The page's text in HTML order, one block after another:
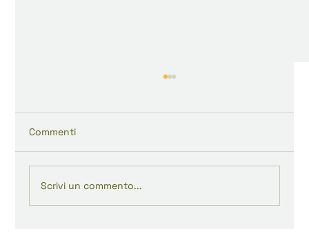
Commenti
Scrivi un commento...